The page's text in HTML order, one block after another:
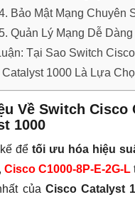
Bảo Mật Mạng Chuyên
5. Quản Lý Mạng Dễ Dàng
Tại Sao Switch
Catalyst 1000 Là Lựa
Về Switch Cisco
1000
để tối ưu hóa hiệu
Cisco C1000-8P-E-2G-L
của Cisco Catalyst